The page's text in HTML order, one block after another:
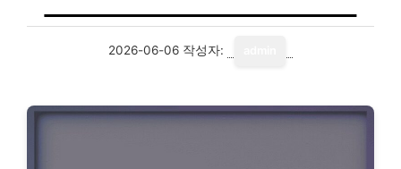
2026-06-06 작성자: